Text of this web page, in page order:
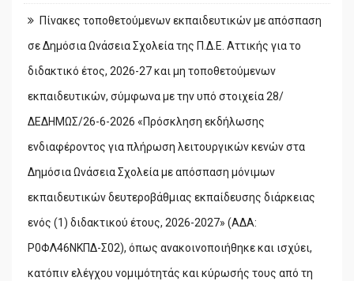
Πίνακες τοποθετούμενων εκπαιδευτικών με απόσπαση
σε Δημόσια Ωνάσεια Σχολεία της Π.Δ.Ε. Αττικής για το
διδακτικό έτος, 2026-27 και μη τοποθετούμενων
εκπαιδευτικών, σύμφωνα με την υπό στοιχεία 28/
ΔΕΔΗΜΩΣ/26-6-2026 «Πρόσκληση εκδήλωσης
ενδιαφέροντος για πλήρωση λειτουργικών κενών στα
Δημόσια Ωνάσεια Σχολεία με απόσπαση μόνιμων
εκπαιδευτικών δευτεροβάθμιας εκπαίδευσης διάρκειας
ενός (1) διδακτικού έτους, 2026-2027» (ΑΔΑ:
Ρ0ΦΛ46ΝΚΠΔ-Σ02), όπως ανακοινοποιήθηκε και ισχύει,
κατόπιν ελέγχου νομιμότητάς και κύρωσής τους από τη